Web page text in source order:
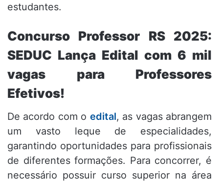
estudantes.
Concurso Professor RS 2025:
SEDUC Lança Edital com 6 mil
vagas para Professores
Efetivos!
De acordo com o edital, as vagas abrangem
um vasto leque de especialidades,
garantindo oportunidades para profissionais
de diferentes formações. Para concorrer, é
necessário possuir curso superior na área